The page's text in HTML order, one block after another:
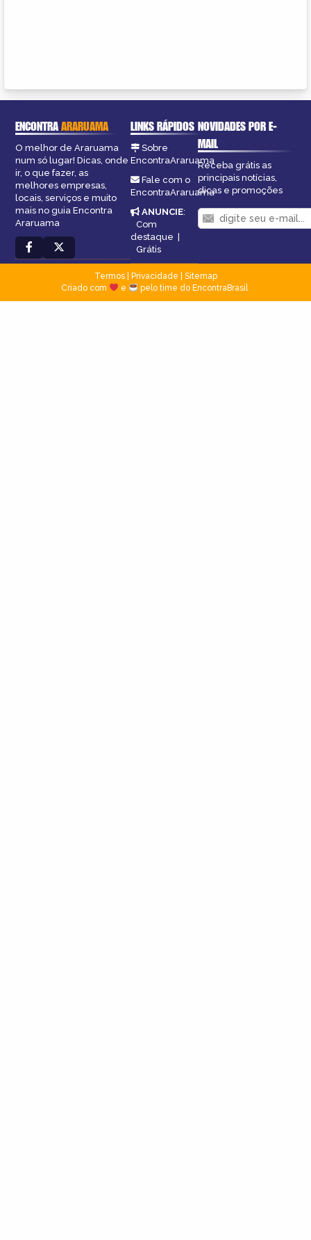
ENCONTRAARARUAMA
O melhor de Araruama
num só lugar! Dicas, onde
ir, o que fazer, as
melhores empresas,
locais, serviços e muito
mais no guia Encontra
Araruama
LINKS RÁPIDOS
Sobre
EncontraAraruama
Fale com o
EncontraAraruama
ANUNCIE:
Com
destaque
Grátis
NOVIDADES POR E-
MAIL
Receba grátis as
principais notícias,
dicas e promoções
Termos| Privacidade
Sitemap
Criado com
e pelo time do EncontraBrasil